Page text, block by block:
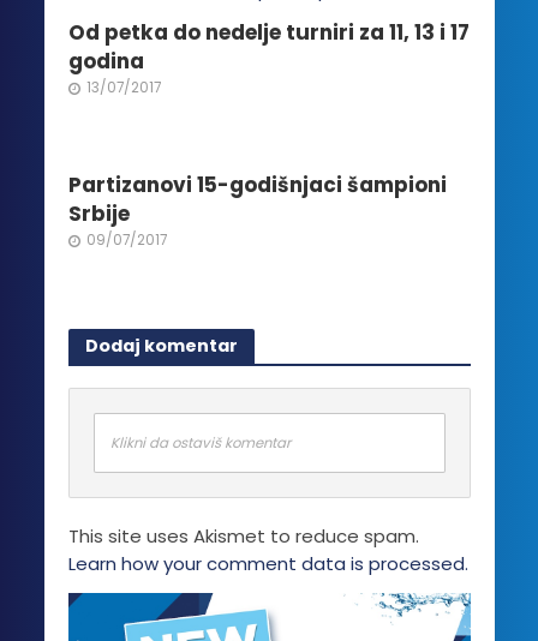
Od petka do nedelje turniri za 11, 13 i 17
godina
13/07/2017
Partizanovi 15-godišnjaci šampioni
Srbije
09/07/2017
Dodaj komentar
Klikni da ostaviš komentar
This site uses Akismet to reduce spam.
Learn how your comment data is processed.